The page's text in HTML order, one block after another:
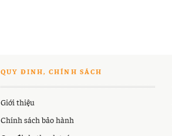
QUY ĐINH, CHÍNH SÁCH
Giới thiệu
Chính sách bảo hành